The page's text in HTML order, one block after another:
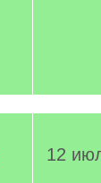
12